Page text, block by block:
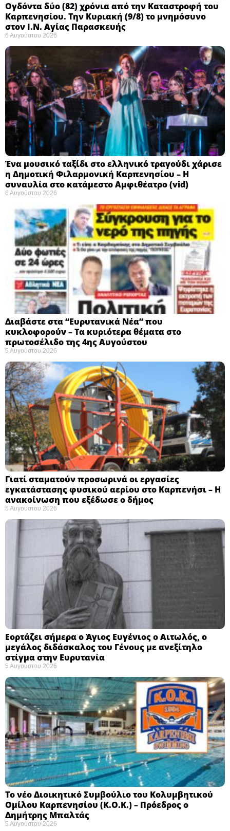
Ογδόντα δύο (82) χρόνια από την Καταστροφή του
Καρπενησίου. Την Κυριακή (9/8) το μνημόσυνο
στον Ι.Ν. Αγίας Παρασκευής
6 Αυγούστου 2026
Ένα μουσικό ταξίδι στο ελληνικό τραγούδι χάρισε
η Δημοτική Φιλαρμονική Καρπενησίου – Η
συναυλία στο κατάμεστο Αμφιθέατρο (vid)
6 Αυγούστου 2026
Διαβάστε στα “Ευρυτανικά Νέα” που
κυκλοφορούν – Τα κυριότερα θέματα στο
πρωτοσέλιδο της 4ης Αυγούστου
5 Αυγούστου 2026
Γιατί σταματούν προσωρινά οι εργασίες
εγκατάστασης φυσικού αερίου στο Καρπενήσι – Η
ανακοίνωση που εξέδωσε ο δήμος
5 Αυγούστου 2026
Εορτάζει σήμερα ο Άγιος Ευγένιος ο Αιτωλός, ο
μεγάλος διδάσκαλος του Γένους με ανεξίτηλο
στίγμα στην Ευρυτανία
5 Αυγούστου 2026
Το νέο Διοικητικό Συμβούλιο του Κολυμβητικού
Ομίλου Καρπενησίου (Κ.Ο.Κ.) – Πρόεδρος ο
Δημήτρης Μπαλτάς
5 Αυγούστου 2026